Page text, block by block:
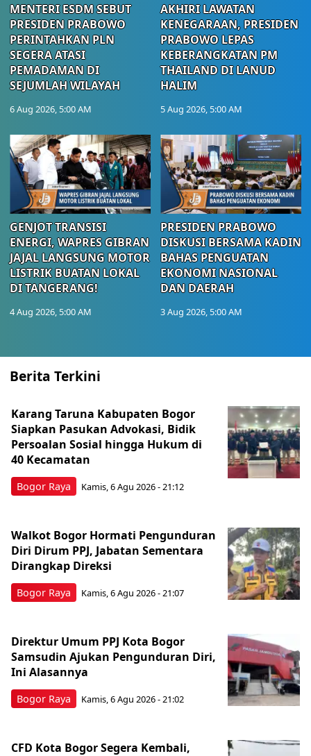
MENTERI ESDM SEBUT
PRESIDEN PRABOWO
PERINTAHKAN PLN
SEGERA ATASI
PEMADAMAN DI
SEJUMLAH WILAYAH
6 Aug 2026, 5:00 AM
AKHIRI LAWATAN
KENEGARAAN, PRESIDEN
PRABOWO LEPAS
KEBERANGKATAN PM
THAILAND DI LANUD
HALIM
5 Aug 2026, 5:00 AM
GENJOT TRANSISI
ENERGI, WAPRES GIBRAN
JAJAL LANGSUNG MOTOR
LISTRIK BUATAN LOKAL
DI TANGERANG!
4 Aug 2026, 5:00 AM
PRESIDEN PRABOWO
DISKUSI BERSAMA KADIN
BAHAS PENGUATAN
EKONOMI NASIONAL
DAN DAERAH
3 Aug 2026, 5:00 AM
Berita Terkini
Bogor Raya
Karang Taruna Kabupaten Bogor
Siapkan Pasukan Advokasi, Bidik
Persoalan Sosial hingga Hukum di
40 Kecamatan
Kamis, 6 Agu 2026 - 21:12
Bogor Raya
Walkot Bogor Hormati Pengunduran
Diri Dirum PPJ, Jabatan Sementara
Dirangkap Direksi
Kamis, 6 Agu 2026 - 21:07
Bogor Raya
Direktur Umum PPJ Kota Bogor
Samsudin Ajukan Pengunduran Diri,
Ini Alasannya
Kamis, 6 Agu 2026 - 21:02
CFD Kota Bogor Segera Kembali,